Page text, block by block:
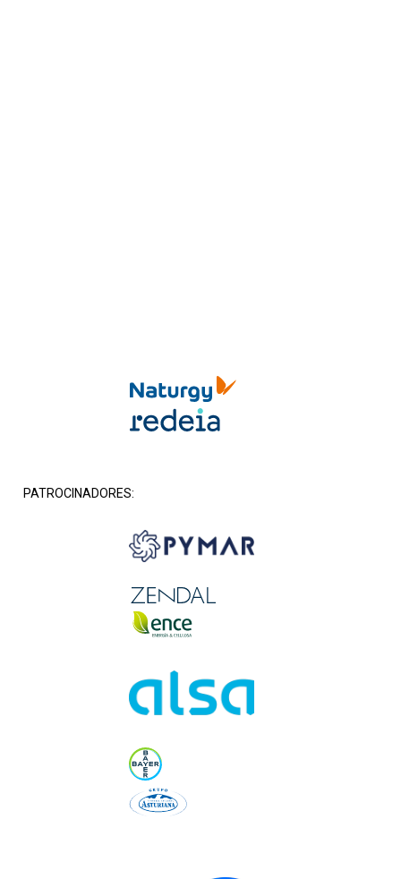
PATROCINADORES: